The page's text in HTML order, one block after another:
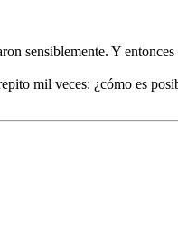
sensiblemente. Y
mil veces: ¿cómo es